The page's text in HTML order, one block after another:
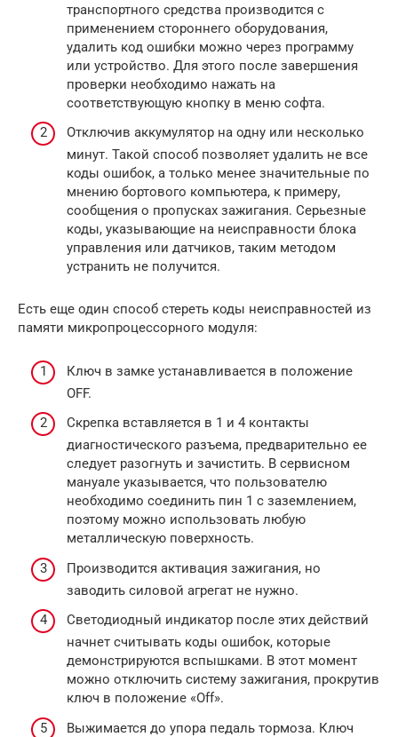
транспортного средства производится с
применением стороннего оборудования,
удалить код ошибки можно через программу
или устройство. Для этого после завершения
проверки необходимо нажать на
соответствующую кнопку в меню софта.
Отключив аккумулятор на одну или несколько
минут. Такой способ позволяет удалить не все
коды ошибок, а только менее значительные по
мнению бортового компьютера, к примеру,
сообщения о пропусках зажигания. Серьезные
коды, указывающие на неисправности блока
управления или датчиков, таким методом
устранить не получится.
Есть еще один способ стереть коды неисправностей из
памяти микропроцессорного модуля:
Ключ в замке устанавливается в положение
OFF.
Скрепка вставляется в 1 и 4 контакты
диагностического разъема, предварительно ее
следует разогнуть и зачистить. В сервисном
мануале указывается, что пользователю
необходимо соединить пин 1 с заземлением,
поэтому можно использовать любую
металлическую поверхность.
Производится активация зажигания, но
заводить силовой агрегат не нужно.
Светодиодный индикатор после этих действий
начнет считывать коды ошибок, которые
демонстрируются вспышками. В этот момент
можно отключить систему зажигания, прокрутив
ключ в положение «Off».
Выжимается до упора педаль тормоза. Ключ